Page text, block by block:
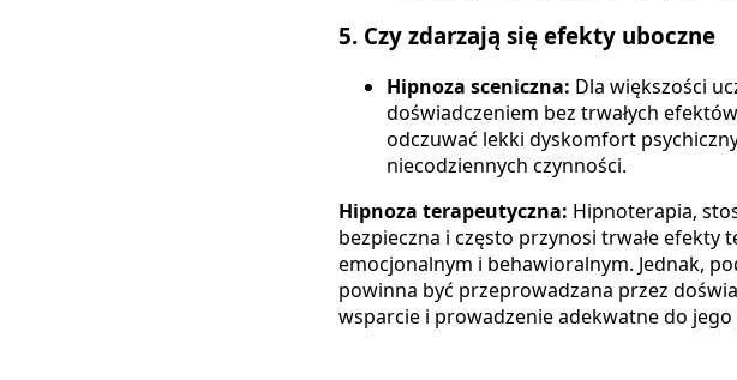
5. Czy zdarzają się efekty uboczne
Hipnoza sceniczna: Dla większości
doświadczeniem bez trwałych
odczuwać lekki dyskomfort
niecodziennych czynności.
Hipnoza terapeutyczna: Hipnoterapia,
bezpieczna i często przynosi trwałe
emocjonalnym i behawioralnym. Jednak,
powinna być przeprowadzana przez
wsparcie i prowadzenie adekwatne do